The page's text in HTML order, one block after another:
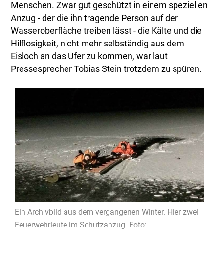
Menschen. Zwar gut geschützt in einem speziellen
Anzug - der die ihn tragende Person auf der
Wasseroberfläche treiben lässt - die Kälte und die
Hilflosigkeit, nicht mehr selbständig aus dem
Eisloch an das Ufer zu kommen, war laut
Pressesprecher Tobias Stein trotzdem zu spüren.
Ein Archivbild aus dem vergangenen Winter. Hier zwei
Feuerwehrleute im Schutzanzug. Foto: